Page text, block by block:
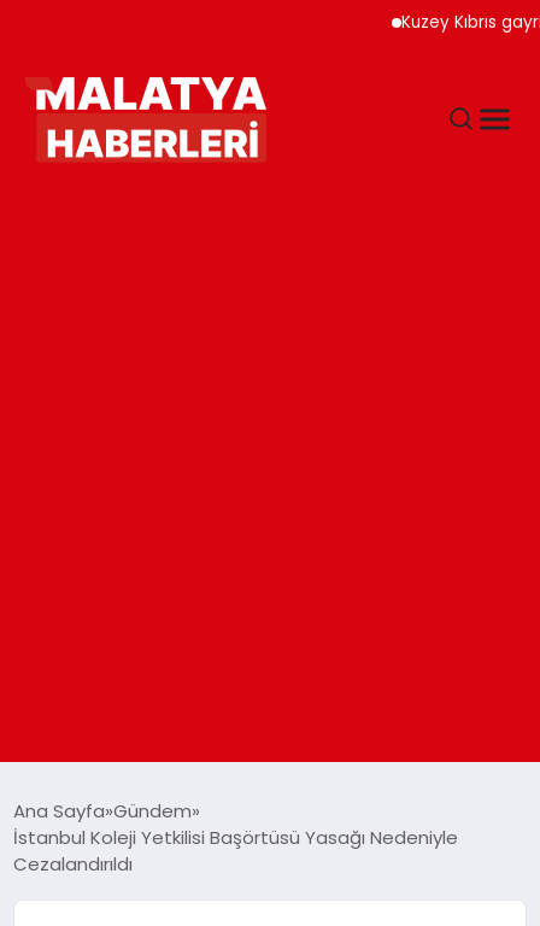
Kuzey Kıbrıs
GÜNDEM
Ana Sayfa Gündem
İstanbul Koleji Yetkilisi Başörtüsü Yasağı Nedeniyle
Cezalandırıldı